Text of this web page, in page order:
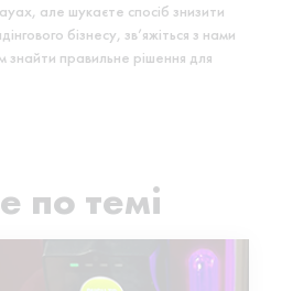
але шукаєте спосіб знизити
бізнесу, зв’яжіться з нами
правильне рішення для
по темі